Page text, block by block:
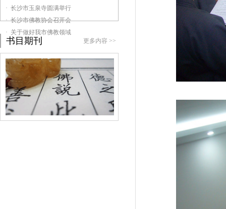
· 长沙市玉泉寺圆满举行
· 长沙市佛教协会召开会
· 关于做好我市佛教领域
书目期刊 更多内容 >>